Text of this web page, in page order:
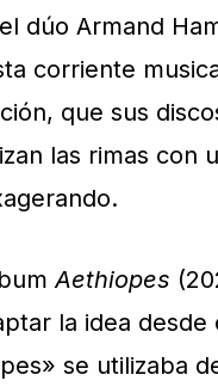
dúo Armand
corriente
que sus
las rimas con
Aethiopes
la idea
se utilizaba